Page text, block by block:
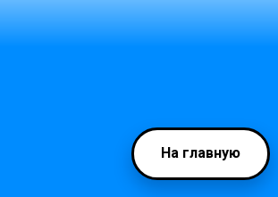
На главную